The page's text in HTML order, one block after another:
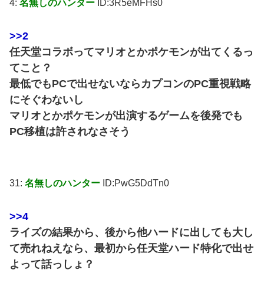
4: 名無しのハンター ID:3R5eMFHs0
>>2
任天堂コラボってマリオとかポケモンが出てくるっ
てこと？
最低でもPCで出せないならカプコンのPC重視戦略
にそぐわないし
マリオとかポケモンが出演するゲームを後発でも
PC移植は許されなさそう
31: 名無しのハンター ID:PwG5DdTn0
>>4
ライズの結果から、後から他ハードに出しても大し
て売れねえなら、最初から任天堂ハード特化で出せ
よって話っしょ？